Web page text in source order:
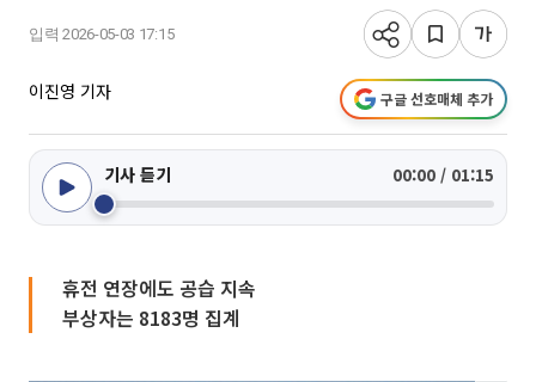
입력 2026-05-03 17:15
이진영 기자 구글 선호매체 추가
기사 듣기 00:00 / 01:15
휴전 연장에도 공습 지속
부상자는 8183명 집계